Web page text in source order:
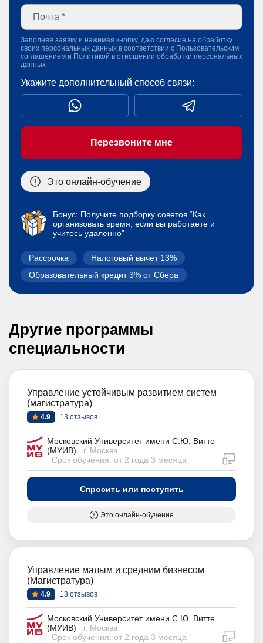
Бонус: Получите подборку советов “Как
организовать время, если вы работаете и
учитесь удаленно”
Рассрочка
Налоговый вычет 13%
Образовательный кредит 3% от Сбера
Заполняя заявку и нажимая кнопку, даю согласие на обработку
своих персональных данных в соответствии с Пользовательским
соглашением и Политикой в отношении обработки персональных
данных
Укажите дополнительный способ связи:
Перезвоните мне
Это онлайн-обучение
Другие программы
специальности
Управление устойчивым развитием систем
(магистратура)
4.9 13 отзывов
Московский Университет имени С.Ю. Витте
(МУИВ)
г. Москва
Срок обучения: от 2 года 3 месяца
Спросить или поступить
Это онлайн-обучение
Управление малым и средним бизнесом
(Магистратура)
4.9 13 отзывов
Московский Университет имени С.Ю. Витте
(МУИВ)
г. Москва
Срок обучения: от 2 года 3 месяца